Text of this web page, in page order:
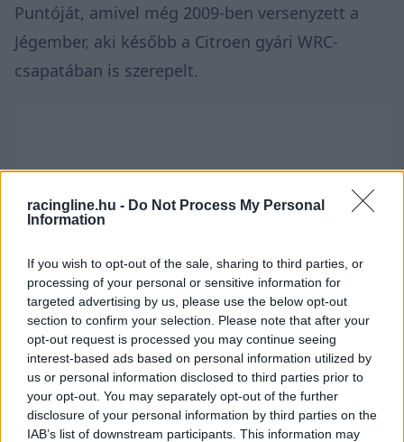
racingline.hu - Do Not Process My Personal
Information
If you wish to opt-out of the sale, sharing to third parties, or
processing of your personal or sensitive information for
targeted advertising by us, please use the below opt-out
section to confirm your selection. Please note that after your
opt-out request is processed you may continue seeing
interest-based ads based on personal information utilized by
us or personal information disclosed to third parties prior to
your opt-out. You may separately opt-out of the further
disclosure of your personal information by third parties on the
IAB’s list of downstream participants. This information may
Puntóját, amivel még 2009-ben versenyzett a
Jégember, aki később a Citroen gyári WRC-
csapatában is szerepelt.
A tesztre a Tahko szakaszon került sor, ami télen